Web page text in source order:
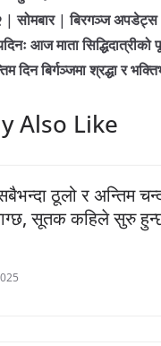
सोमबार | बिरगञ्ज अपडेट्स
आज माता सिद्धिदात्रीको
दिन बिर्गञ्जमा श्रद्धा र
Also Like
ठूलो र अन्तिम
सूतक कहिले सुरु